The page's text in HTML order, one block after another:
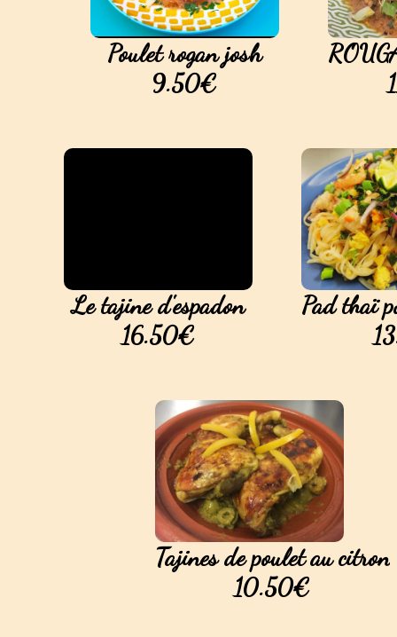
Poulet rogan josh
9.50€
Le tajine d'espadon
16.50€
Pad thaï
Tajines de poulet au citron
10.50€